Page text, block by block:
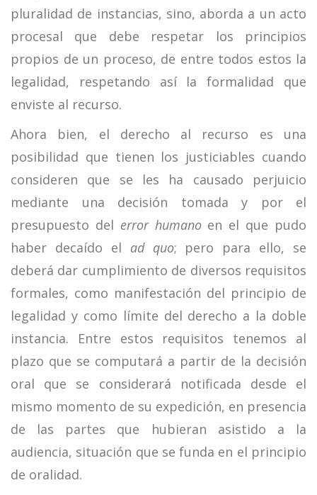
pluralidad de instancias, sino, aborda a un acto
procesal que debe respetar los principios
propios de un proceso, de entre todos estos la
legalidad, respetando así la formalidad que
enviste al recurso.
Ahora bien, el derecho al recurso es una
posibilidad que tienen los justiciables cuando
consideren que se les ha causado perjuicio
mediante una decisión tomada y por el
presupuesto del error humanoen el que pudo
haber decaído el ad quo; pero para ello, se
deberá dar cumplimiento de diversos requisitos
formales, como manifestación del principio de
legalidad y como límite del derecho a la doble
instancia. Entre estos requisitos tenemos al
plazo que se computará a partir de la decisión
oral que se considerará notificada desde el
mismo momento de su expedición, en presencia
de las partes que hubieran asistido a la
audiencia, situación que se funda en el principio
de oralidad.